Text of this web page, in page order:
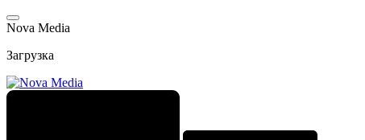
Перейти
к
Nova Media
Загрузка